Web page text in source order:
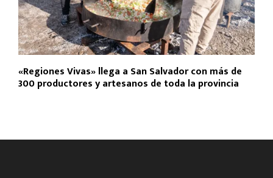
«Regiones Vivas» llega a San Salvador con más de
300 productores y artesanos de toda la provincia